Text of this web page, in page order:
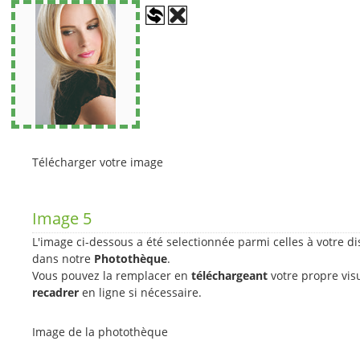
Télécharger votre image
Image 5
L'image ci-dessous a été selectionnée parmi celles à votre
dans notre Photothèque.
Vous pouvez la remplacer en téléchargeant votre propre
recadrer en ligne si nécessaire.
Image de la photothèque